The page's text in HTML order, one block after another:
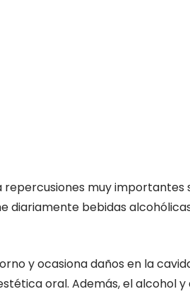
muy
diariamente bebidas
y ocasiona daños en la
oral. Además, el alcohol